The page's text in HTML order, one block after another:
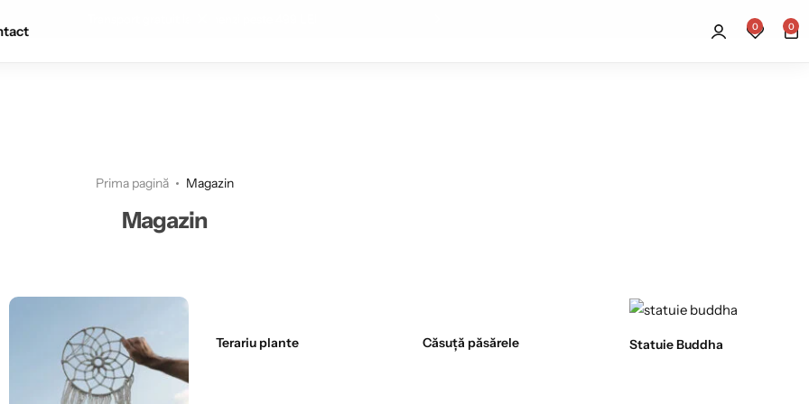
Transportul între 3 și 5 zile0 0
Prima pagină Magazin
Magazin
Terariu plante Căsuță păsărele Statuie Buddha